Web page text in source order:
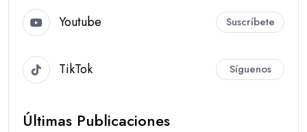
Youtube Suscríbete
TikTok Síguenos
Últimas Publicaciones